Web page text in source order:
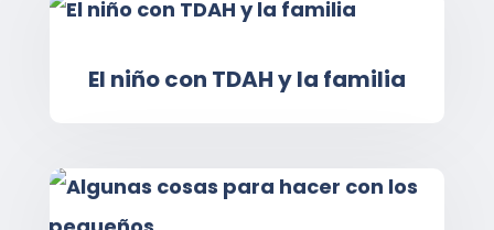
El niño con TDAH y la familia